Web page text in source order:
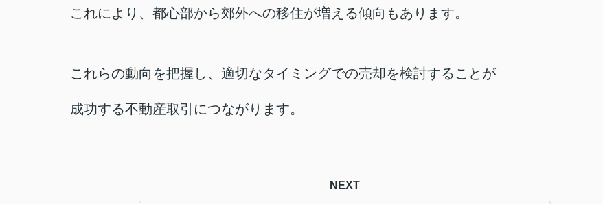
これにより、都心部から郊外への移住が増える傾向もあります。
これらの動向を把握し、適切なタイミングでの売却を検討することが
成功する不動産取引につながります。
NEXT